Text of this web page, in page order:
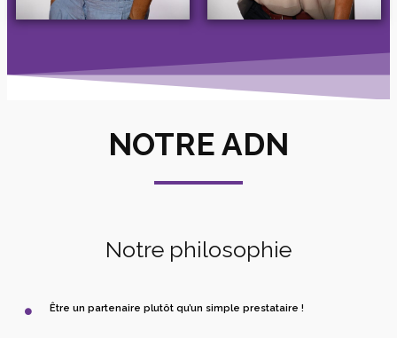
NOTRE ADN
Notre philosophie
Être un partenaire plutôt qu’un simple prestataire !